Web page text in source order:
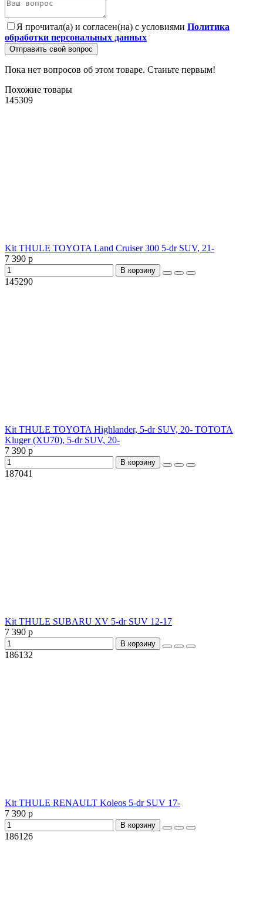
Я прочитал(а) и согласен(на) с условиями Политика
обработки персональных данных
Отправить свой вопрос
Пока нет вопросов об этом товаре. Станьте первым!
Похожие товары
145309
Kit THULE TOYOTA Land Cruiser 300 5-dr SUV, 21-
7 390 р
В корзину
145290
Kit THULE TOYOTA Highlander, 5-dr SUV, 20- TOTOTA
Kluger (XU70), 5-dr SUV, 20-
7 390 р
В корзину
187041
Kit THULE SUBARU XV 5-dr SUV 12-17
7 390 р
В корзину
186132
Kit THULE RENAULT Koleos 5-dr SUV 17-
7 390 р
В корзину
186126